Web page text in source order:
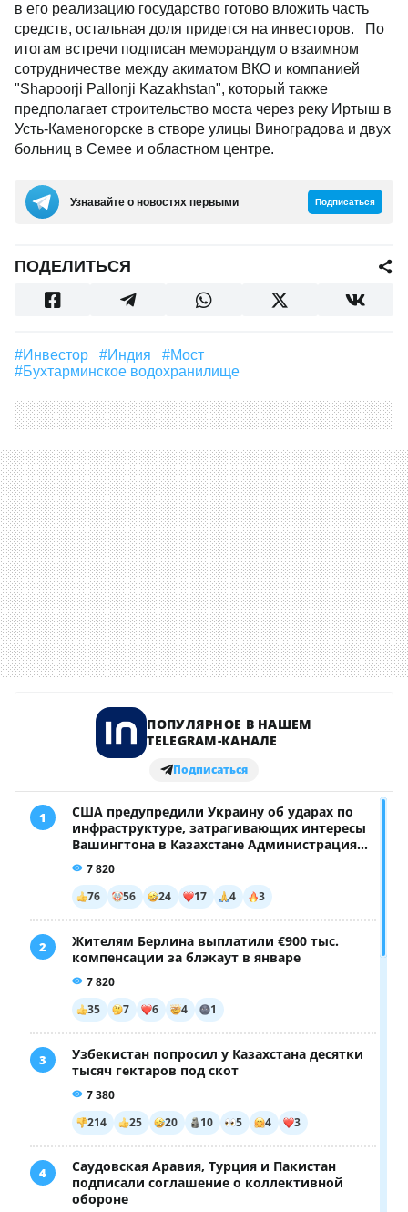
в его реализацию государство готово вложить часть
средств, остальная доля придется на инвесторов. По
итогам встречи подписан меморандум о взаимном
сотрудничестве между акиматом ВКО и компанией
"Shapoorji Pallonji Kazakhstan", который также
предполагает строительство моста через реку Иртыш в
Усть-Каменогорске в створе улицы Виноградова и двух
больниц в Семее и областном центре.
Узнавайте о новостях первыми Подписаться
ПОДЕЛИТЬСЯ
#инвестор #Индия
#Мост
#Бухтарминское водохранилище